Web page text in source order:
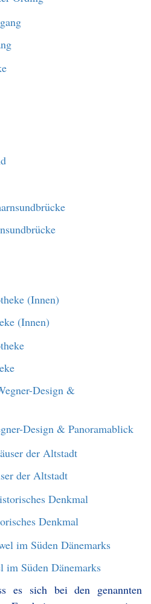
(Innen)
Design & Panoramablick
der Altstadt
Denkmal
im Süden Dänemarks
es sich bei den genannten